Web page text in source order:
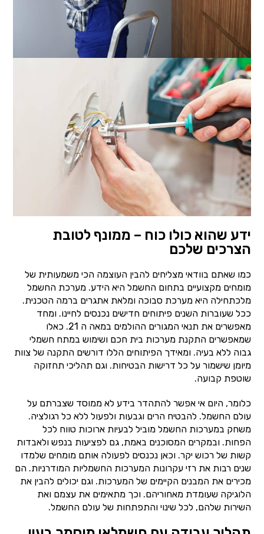
ידע שהוא כולו כוח – ממונף לטובת
הצרכים שלכם
כמו שאתם בוודאי מצליחים להבין העוצמה הכי משמעותית של
מומחים מקצועיים בתחום החשמל היא הידע. מערכת החשמל
מלכתחילה היא מערכת סבוכה ומלאת אתגרים ברמה הטכנית.
ככל שעוברות השנים פיתוחים חדישים נכנסים לחיינו. ומחד
מאפשרים את תנאי המגורים ההולמים במאה ה 21. כאלו
שמאפשרים התקנת מערכות בית חכם ושימוש במתח חשמלי
גבוה ללא בעיה. ומאידך הפיתוחים הללו דורשים התקנה של צוות
מיומן שישמור על כל דרישות הבטיחות. וגם תהליכי תחזוקה
שוטפת קבועה.
כלומר, היום אי אפשר להתהדר בידע לא ממוסד שצברתם על
עולם החשמל. להבטיח הרים וגבעות ולפעול ללא כל רגולציה.
משחק במערכות החשמל מוביל לבעיות ארוכות טווח לכל
הפחות. ובמקרים המסוכנים באמת, גם לפציעות בנפש ולאבדות
קשות של רכוש יקר. וכאן נכנסים לפעולה אותם מומחים שלמדו
שנים רבות את רזי עקרונות המערכות החשמליות המודרניות. הם
מכירים את המבנים הקיימים של המערכות. וגם יכולים להבין את
הלוגיקה שעומדת מאחוריהם. וכך מתאימים את עצמם ואת
השירות שלהם, לכל שינוי והתפתחות של עולם החשמל.